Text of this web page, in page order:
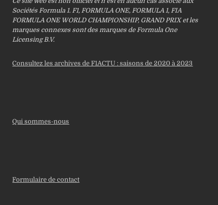
Sociétés Formula 1. F1, FORMULA ONE, FORMULA 1, FIA
FORMULA ONE WORLD CHAMPIONSHIP, GRAND PRIX et les
marques connexes sont des marques de Formula One
Licensing B.V.
Consultez les archives de F1ACTU : saisons de 2020 à 2023
Qui sommes-nous
Formulaire de contact